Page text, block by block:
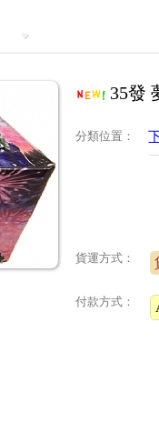
35發
分類位置 ：
貨運方式：
付款方式：